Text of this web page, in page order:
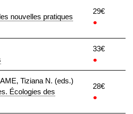
nouvelles pratiques
29€
●
33€
●
Tiziana N. (eds.)
Écologies des
28€
●